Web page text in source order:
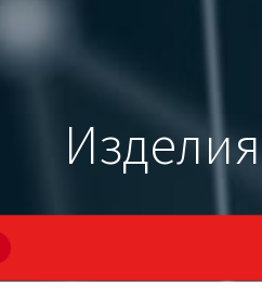
Изделия